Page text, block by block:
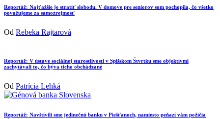
Reportáž: Najťažšie je stratiť slobodu. V domove pre seniorov som pochopila, čo všetko
považujeme za samozrejmosť
Od Rebeka Rajtarová
Reportáž: V ústave sociálnej starostlivosti v Spišskom Štvrtku sme objektívmi
zachytávali to, čo býva ticho obchádzané
Od Patrícia Lehká
Reportáž: Navštívili sme jedinečnú banku v Piešťanoch, namiesto peňazí vám požičia